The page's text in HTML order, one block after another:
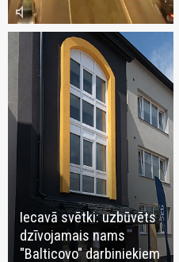
volume_mute
Iecavā svētki: uzbūvēts
dzīvojamais nams
"Balticovo" darbiniekiem